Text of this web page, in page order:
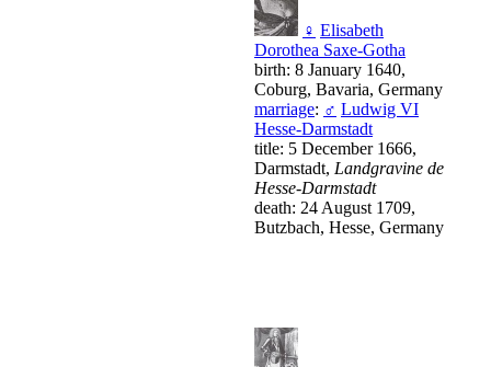
♀ Elisabeth
Dorothea Saxe-Gotha
birth: 8 January 1640,
Coburg, Bavaria, Germany
marriage: ♂ Ludwig VI
Hesse-Darmstadt
title: 5 December 1666,
Darmstadt, Landgravine de
Hesse-Darmstadt
death: 24 August 1709,
Butzbach, Hesse, Germany